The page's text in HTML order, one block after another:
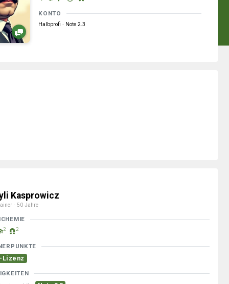
KONTO
Halbprofi · Note 2.3
Kasprowicz
· 50 Jahre
2 2
Lizenz